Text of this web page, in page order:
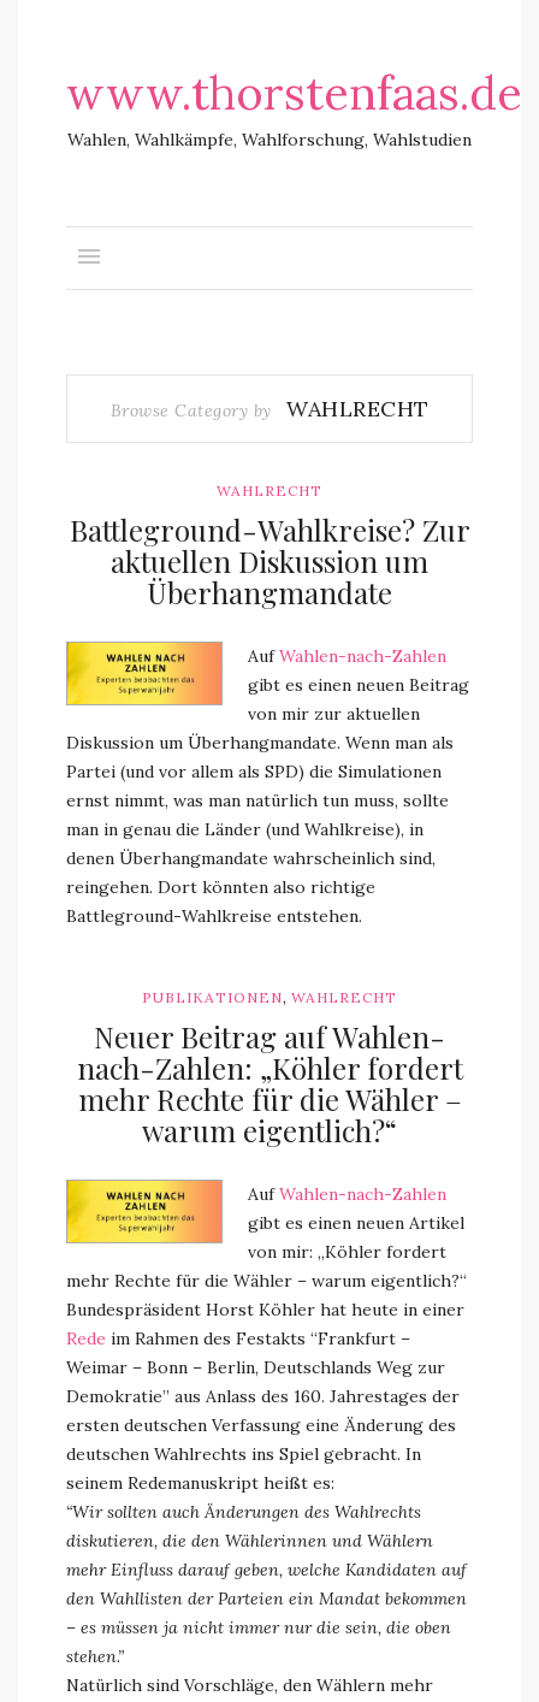
www.thorstenfaas.de
Wahlen, Wahlkämpfe, Wahlforschung, Wahlstudien
Browse Category by WAHLRECHT
WAHLRECHT
Battleground-Wahlkreise? Zur
aktuellen Diskussion um
Überhangmandate
AufWahlen-nach-Zahlen
gibt es einen neuen Beitrag
von mir zur aktuellen
Diskussion um Überhangmandate. Wenn man als
Partei (und vor allem als SPD) die Simulationen
ernst nimmt, was man natürlich tun muss, sollte
man in genau die Länder (und Wahlkreise), in
denen Überhangmandate wahrscheinlich sind,
reingehen. Dort könnten also richtige
Battleground-Wahlkreise entstehen.
PUBLIKATIONEN, WAHLRECHT
Neuer Beitrag auf Wahlen-
nach-Zahlen: „Köhler fordert
mehr Rechte für die Wähler –
warum eigentlich?“
AufWahlen-nach-Zahlen
gibt es einen neuen Artikel
von mir: „Köhler fordert
mehr Rechte für die Wähler – warum eigentlich?“
Bundespräsident Horst Köhler hat heute in einer
Rede im Rahmen des Festakts “Frankfurt –
Weimar – Bonn – Berlin, Deutschlands Weg zur
Demokratie” aus Anlass des 160. Jahrestages der
ersten deutschen Verfassung eine Änderung des
deutschen Wahlrechts ins Spiel gebracht. In
seinem Redemanuskript heißt es:
“Wir sollten auch Änderungen des Wahlrechts
diskutieren, die den Wählerinnen und Wählern
mehr Einfluss darauf geben, welche Kandidaten auf
den Wahllisten der Parteien ein Mandat bekommen
– es müssen ja nicht immer nur die sein, die oben
stehen.”
Natürlich sind Vorschläge, den Wählern mehr